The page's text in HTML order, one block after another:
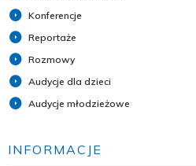
Konferencje
Reportaże
Rozmowy
Audycje dla dzieci
Audycje młodzieżowe
INFORMACJE